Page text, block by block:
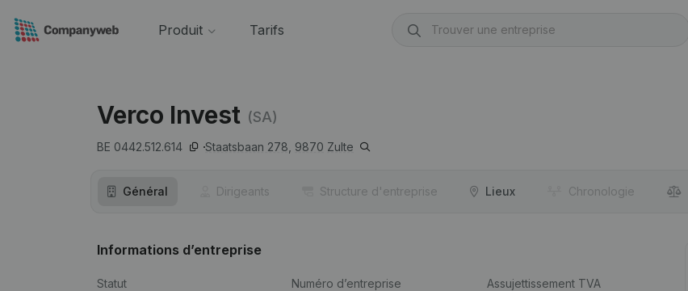
Produit Tarifs
Verco Invest (SA)
BE 0442.512.614 Staatsbaan 278, 9870 Zulte
Général Dirigeants Structure d'entreprise Lieux Chronologie
Informations d’entreprise
Statut
Numéro d’entreprise
Assujettissement TVA